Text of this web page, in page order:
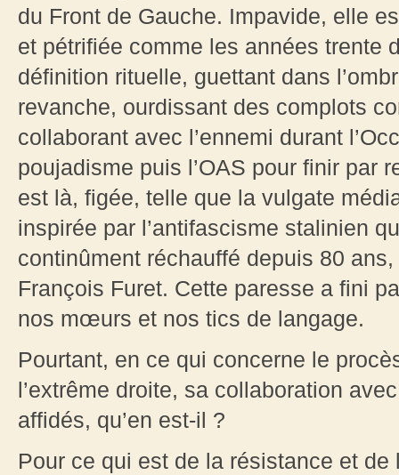
du Front de Gauche. Impavide, elle
et pétrifiée comme les années trente
définition rituelle, guettant dans
revanche, ourdissant des complots
collaborant avec l’ennemi durant
poujadisme puis l’OAS pour finir par
est là, figée, telle que la vulgate
inspirée par l’antifascisme stalinien
continûment réchauffé depuis 80
François Furet. Cette paresse a fini
nos mœurs et nos tics de langage.
Pourtant, en ce qui concerne le
l’extrême droite, sa collaboration
affidés, qu’en est-il ?
Pour ce qui est de la résistance et